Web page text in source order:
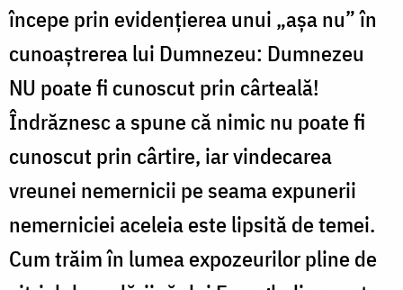
începe prin evidențierea unui „așa nu” în
cunoaștrerea lui Dumnezeu: Dumnezeu
NU poate fi cunoscut prin cârteală!
Îndrăznesc a spune că nimic nu poate fi
cunoscut prin cârtire, iar vindecarea
vreunei nemernicii pe seama expunerii
nemerniciei aceleia este lipsită de temei.
Cum trăim în lumea expozeurilor pline de